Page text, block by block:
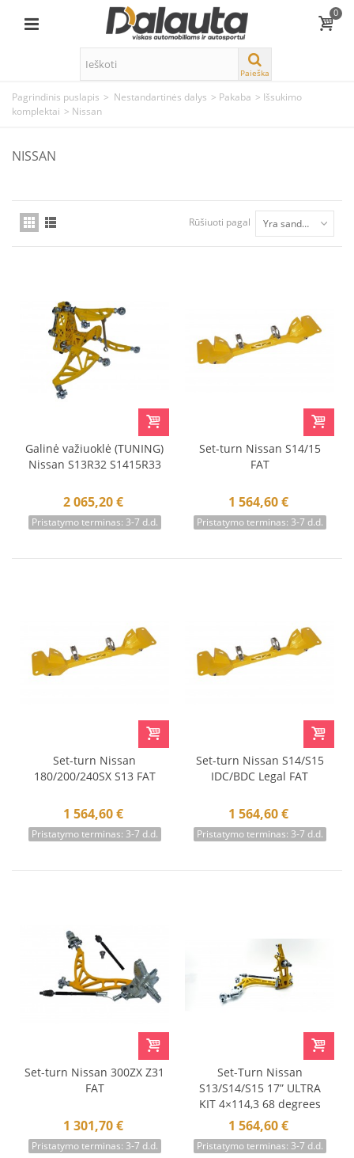
0
Paieška
Pagrindinis puslapis > Nestandartinės dalys > Pakaba > Išsukimo
komplektai > Nissan
NISSAN
Rūšiuoti pagal Yra sandėlyje
Galinė važiuoklė (TUNING)
Nissan S13R32 S1415R33
2 065,20 €
Pristatymo terminas: 3-7 d.d.
Set-turn Nissan S14/15
FAT
1 564,60 €
Pristatymo terminas: 3-7 d.d.
Set-turn Nissan
180/200/240SX S13 FAT
1 564,60 €
Pristatymo terminas: 3-7 d.d.
Set-turn Nissan S14/S15
IDC/BDC Legal FAT
1 564,60 €
Pristatymo terminas: 3-7 d.d.
Set-turn Nissan 300ZX Z31
FAT
1 301,70 €
Pristatymo terminas: 3-7 d.d.
Set-Turn Nissan
S13/S14/S15 17” ULTRA
KIT 4×114,3 68 degrees
1 564,60 €
Pristatymo terminas: 3-7 d.d.